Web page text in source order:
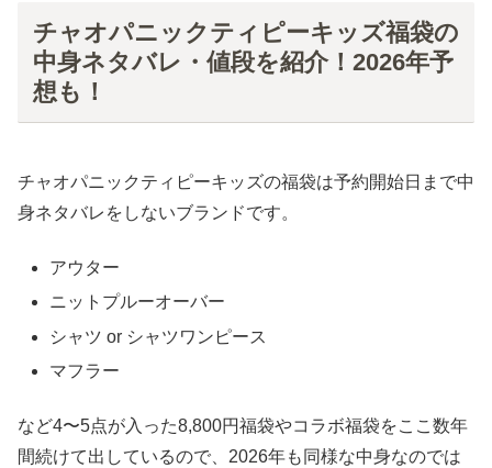
チャオパニックティピーキッズ福袋の
中身ネタバレ・値段を紹介！2026年予
想も！
チャオパニックティピーキッズの福袋は予約開始日まで中
身ネタバレをしないブランドです。
アウター
ニットプルーオーバー
シャツ or シャツワンピース
マフラー
など4〜5点が入った8,800円福袋やコラボ福袋をここ数年
間続けて出しているので、2026年も同様な中身なのでは